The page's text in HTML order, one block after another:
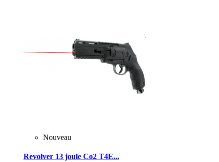
Nouveau
Revolver 13 joule Co2 T4E...